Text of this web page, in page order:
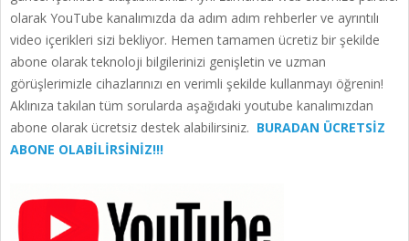
olarak YouTube kanalımızda da adım adım rehberler ve ayrıntılı
video içerikleri sizi bekliyor. Hemen tamamen ücretiz bir şekilde
abone olarak teknoloji bilgilerinizi genişletin ve uzman
görüşlerimizle cihazlarınızı en verimli şekilde kullanmayı öğrenin!
Aklınıza takılan tüm sorularda aşağıdaki youtube kanalımızdan
abone olarak ücretsiz destek alabilirsiniz. BURADAN ÜCRETSİZ
ABONE OLABİLİRSİNİZ!!!